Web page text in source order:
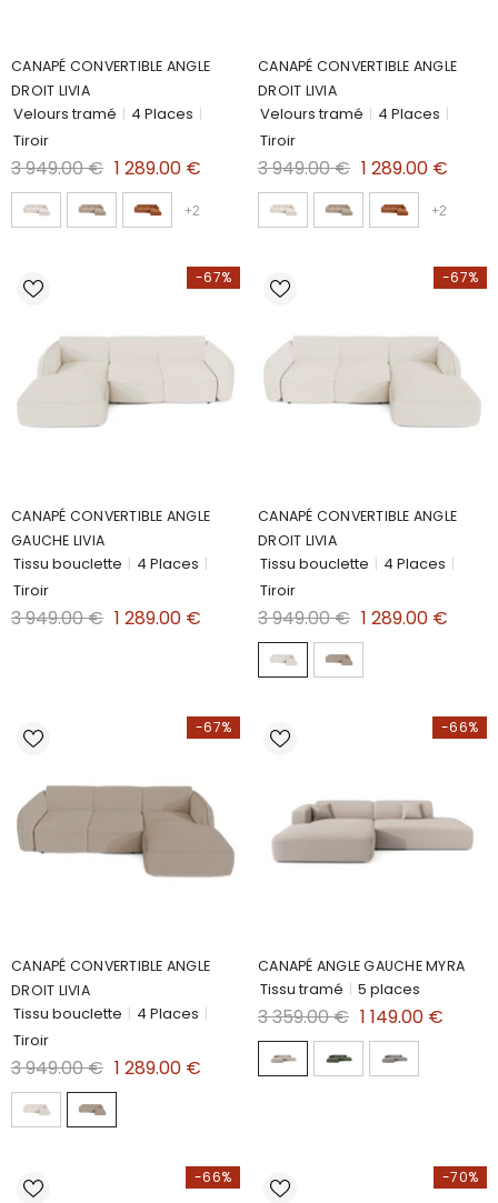
CANAPÉ CONVERTIBLE ANGLE
DROIT LIVIA
Velours tramé | 4 Places |
Tiroir
3 949.00 € 1 289.00 €
+2
CANAPÉ CONVERTIBLE ANGLE
DROIT LIVIA
Velours tramé | 4 Places |
Tiroir
3 949.00 € 1 289.00 €
+2
-67%
CANAPÉ CONVERTIBLE ANGLE
GAUCHE LIVIA
Tissu bouclette | 4 Places |
Tiroir
3 949.00 € 1 289.00 €
-67%
CANAPÉ CONVERTIBLE ANGLE
DROIT LIVIA
Tissu bouclette | 4 Places |
Tiroir
3 949.00 € 1 289.00 €
-67%
CANAPÉ CONVERTIBLE ANGLE
DROIT LIVIA
Tissu bouclette | 4 Places |
Tiroir
3 949.00 € 1 289.00 €
-66%
CANAPÉ ANGLE GAUCHE MYRA
Tissu tramé | 5 places
3 359.00 € 1 149.00 €
-66% -70%